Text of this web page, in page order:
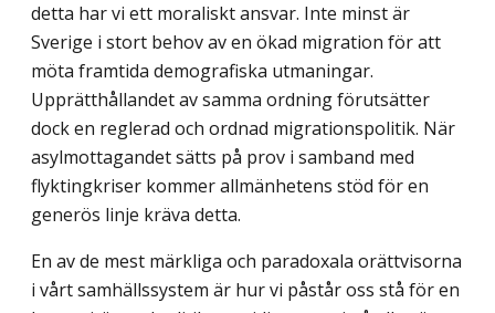
detta har vi ett moraliskt ansvar. Inte minst är
Sverige i stort behov av en ökad migration för att
möta framtida demografiska utmaningar.
Upprätthållandet av samma ordning förutsätter
dock en reglerad och ordnad migrationspolitik. När
asylmottagandet sätts på prov i samband med
flyktingkriser kommer allmänhetens stöd för en
generös linje kräva detta.
En av de mest märkliga och paradoxala orättvisorna
i vårt samhällssystem är hur vi påstår oss stå för en